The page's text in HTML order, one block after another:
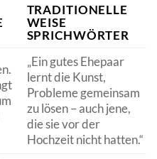
TRADITIONELLE
WEISE
SPRICHWÖRTER
„Ein gutes Ehepaar
lernt die Kunst,
Probleme gemeinsam
zu lösen – auch jene,
die sie vor der
Hochzeit nicht hatten.“